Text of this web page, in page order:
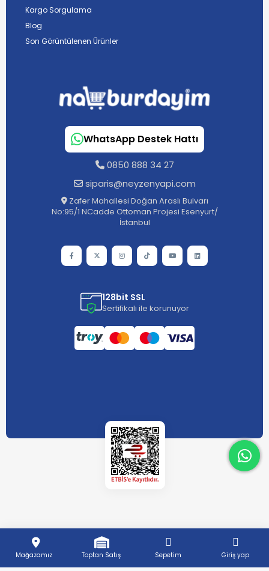
Mağazamız Toptan Satış Sepetim Giriş yap
Kargo Sorgulama
Blog
Son Görüntülenen Ürünler
WhatsApp Destek Hattı
0850 888 34 27
siparis@neyzenyapi.com
Zafer Mahallesi Doğan Araslı Bulvarı
No:95/1 NCadde Ottoman Projesi Esenyurt/
İstanbul
128bit SSL
Sertifikalı ile korunuyor